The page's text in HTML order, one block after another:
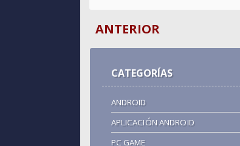
ANTERIOR
CATEGORÍAS
ANDROID
APLICACIÓN ANDROID
PC GAME